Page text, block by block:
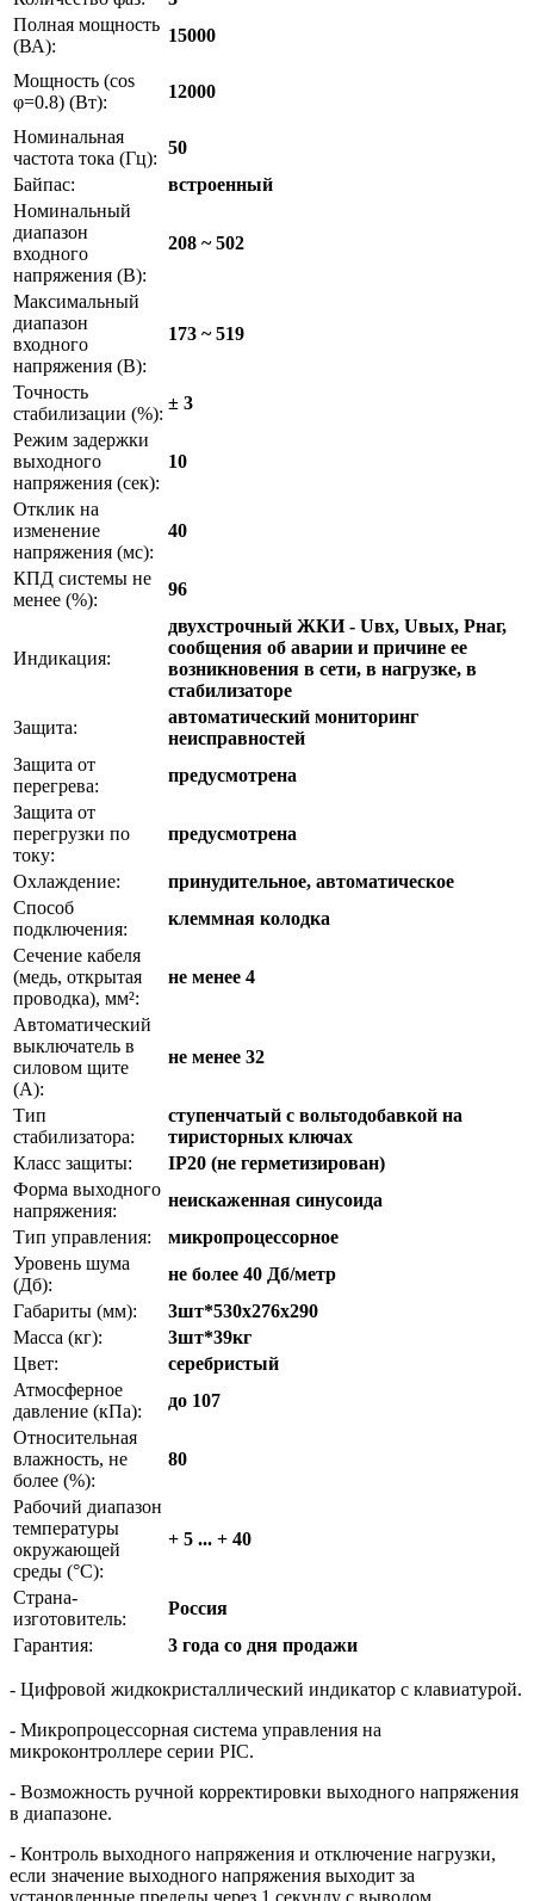
Полная мощность
(ВА):
15000
Мощность (cos
φ=0.8) (Вт):
12000
Номинальная
частота тока (Гц):
50
Байпас:
встроенный
Номинальный
диапазон
входного
напряжения (В):
208 ~ 502
Максимальный
диапазон
входного
напряжения (В):
173 ~ 519
Точность
стабилизации (%):
± 3
Режим задержки
выходного
напряжения (сек):
10
Отклик на
изменение
напряжения (мс):
40
КПД системы не
менее (%):
96
Индикация:
двухстрочный ЖКИ - Uвх, Uвых, Pнаг,
сообщения об аварии и причине ее
возникновения в сети, в нагрузке, в
стабилизаторе
Защита:
автоматический мониторинг
неисправностей
Защита от
перегрева:
предусмотрена
Защита от
перегрузки по
току:
предусмотрена
Охлаждение:
принудительное, автоматическое
Способ
подключения:
клеммная колодка
Сечение кабеля
(медь, открытая
проводка), мм²:
не менее 4
Автоматический
выключатель в
силовом щите
(А):
не менее 32
Тип
стабилизатора:
ступенчатый с вольтодобавкой на
тиристорных ключах
Класс защиты:
IP20 (не герметизирован)
Форма выходного
напряжения:
неискаженная синусоида
Тип управления:
микропроцессорное
Уровень шума
(Дб):
не более 40 Дб/метр
Габариты (мм):
3шт*530x276x290
Масса (кг):
3шт*39кг
Цвет:
серебристый
Атмосферное
давление (кПа):
до 107
Относительная
влажность, не
более (%):
80
Рабочий диапазон
температуры
окружающей
среды (°С):
+ 5 ... + 40
Страна-
изготовитель:
Россия
Гарантия:
3 года со дня продажи
- Цифровой жидкокристаллический индикатор с клавиатурой.
- Микропроцессорная система управления на
микроконтроллере серии PIC.
- Возможность ручной корректировки выходного напряжения
в диапазоне.
- Контроль выходного напряжения и отключение нагрузки,
если значение выходного напряжения выходит за